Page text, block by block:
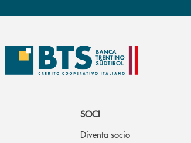
SOCI
Diventa socio